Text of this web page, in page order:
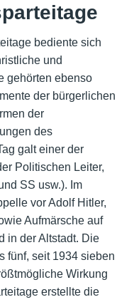
bediente sich
und
gehörten ebenso
der bürgerlichen
der
des
galt einer der
Politischen Leiter,
SS usw.). Im
vor Adolf Hitler,
Aufmärsche auf
in der Altstadt. Die
fünf, seit 1934 sieben
Wirkung
erstellte die